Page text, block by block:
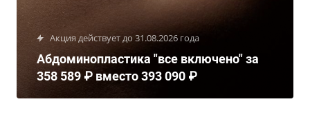
Акция действует до 31.08.2026 года
Абдоминопластика "все включено" за
358 589 ₽ вместо 393 090 ₽